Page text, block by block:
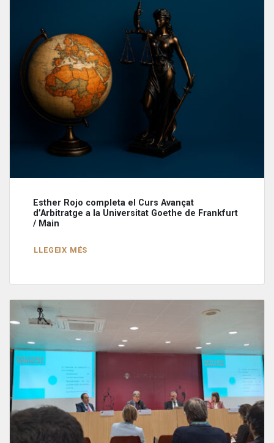
Esther Rojo completa el Curs Avançat
d’Arbitratge a la Universitat Goethe de Frankfurt
/ Main
LLEGEIX MÉS